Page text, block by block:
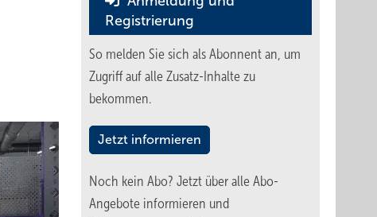
Registrierung
So melden Sie sich als Abonnent an, um
Zugriff auf alle Zusatz-Inhalte zu
bekommen.
Jetzt informieren
Noch kein Abo? Jetzt über alle Abo-
Angebote informieren und